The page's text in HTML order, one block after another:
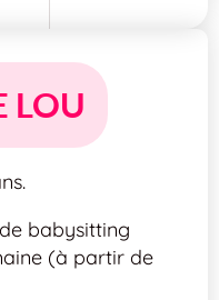
LOU
babysitting
(à partir de